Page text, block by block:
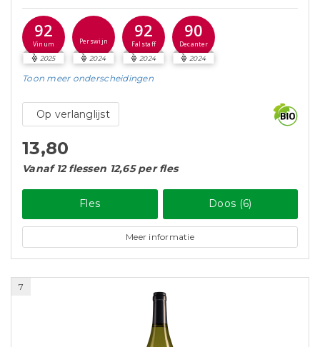
92
Vinum
2025
Perswijn
2024
92
Falstaff
2024
90
Decanter
2024
Toon meeronderscheidingen
Op verlanglijst
13,80
Vanaf 12 flessen 12,65 per fles
Fles Doos (6)
Meer informatie
7